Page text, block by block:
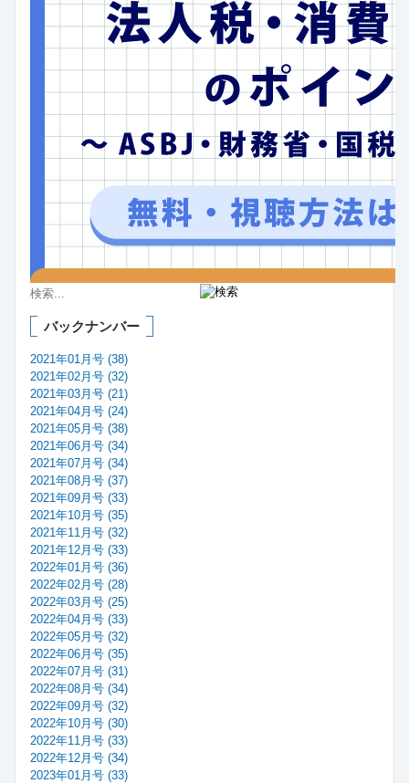
バックナンバー
2021年01月号 (38)
2021年02月号 (32)
2021年03月号 (21)
2021年04月号 (24)
2021年05月号 (38)
2021年06月号 (34)
2021年07月号 (34)
2021年08月号 (37)
2021年09月号 (33)
2021年10月号 (35)
2021年11月号 (32)
2021年12月号 (33)
2022年01月号 (36)
2022年02月号 (28)
2022年03月号 (25)
2022年04月号 (33)
2022年05月号 (32)
2022年06月号 (35)
2022年07月号 (31)
2022年08月号 (34)
2022年09月号 (32)
2022年10月号 (30)
2022年11月号 (33)
2022年12月号 (34)
2023年01月号 (33)